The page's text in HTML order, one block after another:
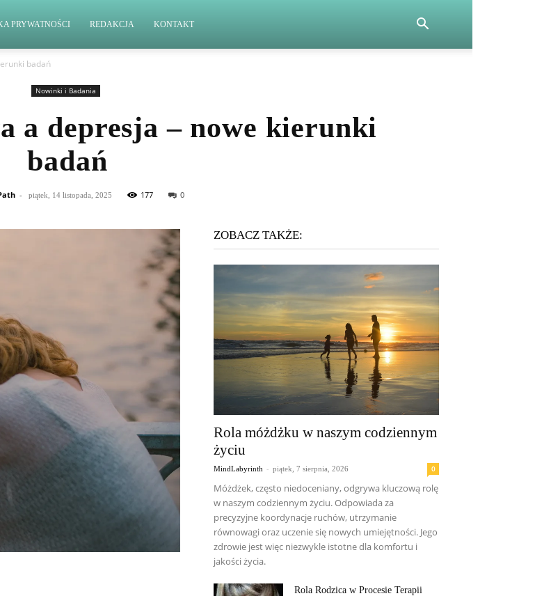
PRYWATNOŚCI REDAKCJA KONTAKT
badań
Nowinki i Badania
depresja – nowe kierunki
badań
- piątek, 14 listopada, 2025 177 0
ZOBACZ TAKŻE:
Rola móżdżku w naszym codziennym
życiu
MindLabyrinth - piątek, 7 sierpnia, 2026 0
Móżdżek, często niedoceniany, odgrywa kluczową rolę
w naszym codziennym życiu. Odpowiada za
precyzyjne koordynacje ruchów, utrzymanie
równowagi oraz uczenie się nowych umiejętności. Jego
zdrowie jest więc niezwykle istotne dla komfortu i
jakości życia.
Rola Rodzica w Procesie Terapii